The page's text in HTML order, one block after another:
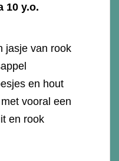
10 y.o.
jasje van rook
en hout
vooral een
en rook